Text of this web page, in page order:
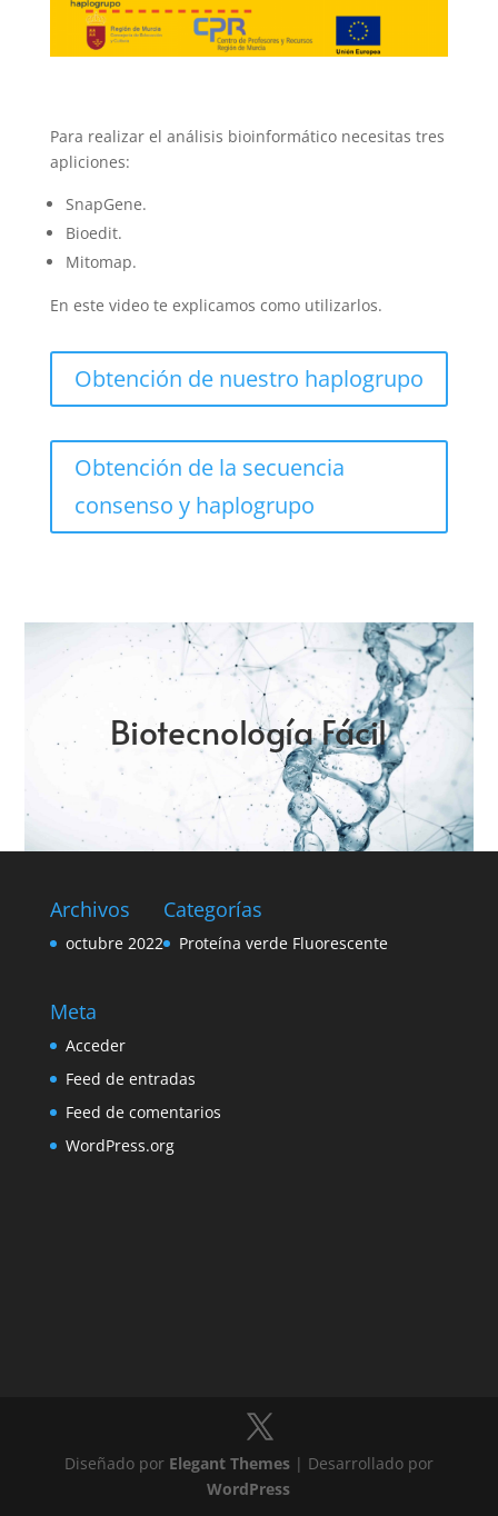
Para realizar el análisis bioinformático necesitas tres
apliciones:
SnapGene.
Bioedit.
Mitomap.
En este video te explicamos como utilizarlos.
Obtención de nuestro haplogrupo
Obtención de la secuencia
consenso y haplogrupo
Biotecnología Fácil
Archivos
octubre 2022
Categorías
Proteína verde Fluorescente
Meta
Acceder
Feed de entradas
Feed de comentarios
WordPress.org
Diseñado por Elegant Themes| Desarrollado por
WordPress